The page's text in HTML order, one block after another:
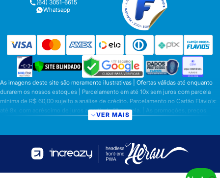
(64) 3051-6615
Whatsapp
As imagens deste site são meramente ilustrativas | Ofertas válidas até enquanto
durarem os nossos estoques | Parcelamento em até 10x sem juros com parcela
mínima de R$ 60,00 sujeito a análise de crédito. Parcelamento no Cartão Flávio’s:
até 8x, com acréscimo de juros a partir da 6ª parcela. | As promoções, preços,
parcelamentos e condições de pagamento são válidas apenas para compras
preços válidos para os produtos serão aqueles exibidos no ato da conclusão da
operação, conforme exibição, e desde que haja disponibilidade dos produtos |
Frete Grátis para compras em Goiás, DF com pedido mínimo de R$ 349,90,
demais Regiões do Brasil valor mínimo de R$ R$ 349,90. Promoção de Frete
VER MAIS